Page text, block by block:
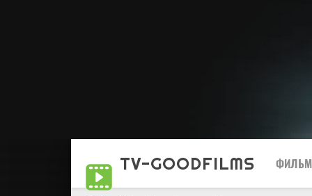
TV-GOODFILMS